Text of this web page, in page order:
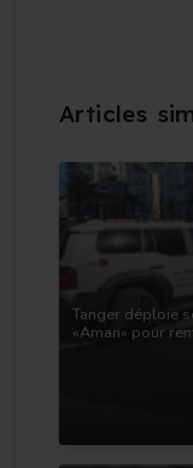
Tanger déploie
«Aman» pour